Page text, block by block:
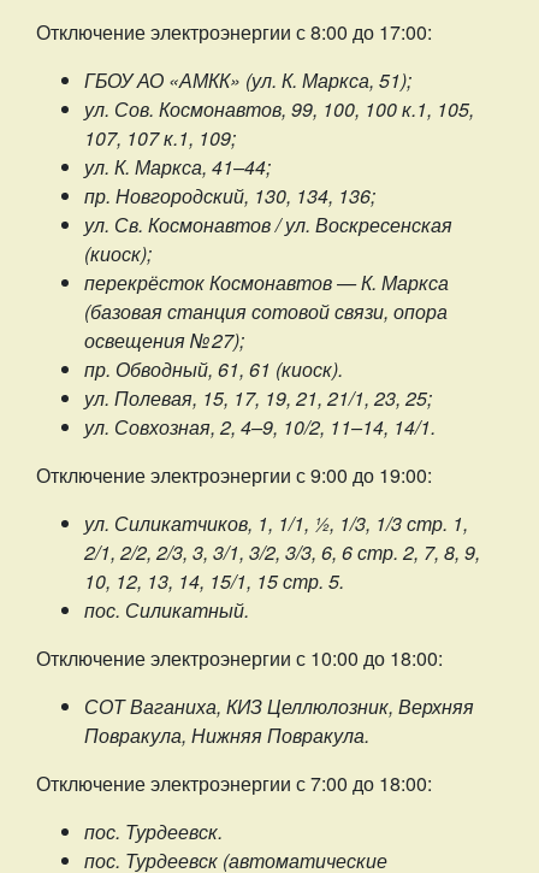
Отключение электроэнергии с 8:00 до 17:00:
ГБОУ АО «АМКК» (ул. К. Маркса, 51);
ул. Сов. Космонавтов, 99, 100, 100 к.1, 105,
107, 107 к.1, 109;
ул. К. Маркса, 41–44;
пр. Новгородский, 130, 134, 136;
ул. Св. Космонавтов / ул. Воскресенская
(киоск);
перекрёсток Космонавтов — К. Маркса
(базовая станция сотовой связи, опора
освещения № 27);
пр. Обводный, 61, 61 (киоск).
ул. Полевая, 15, 17, 19, 21, 21/1, 23, 25;
ул. Совхозная, 2, 4–9, 10/2, 11–14, 14/1.
Отключение электроэнергии с 9:00 до 19:00:
ул. Силикатчиков, 1, 1/1, ½, 1/3, 1/3 стр. 1,
2/1, 2/2, 2/3, 3, 3/1, 3/2, 3/3, 6, 6 стр. 2, 7, 8, 9,
10, 12, 13, 14, 15/1, 15 стр. 5.
пос. Силикатный.
Отключение электроэнергии с 10:00 до 18:00:
СОТ Ваганиха, КИЗ Целлюлозник, Верхняя
Повракула, Нижняя Повракула.
Отключение электроэнергии с 7:00 до 18:00:
пос. Турдеевск.
пос. Турдеевск (автоматические